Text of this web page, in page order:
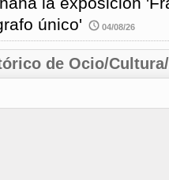
único'
04/08/26
de Ocio/